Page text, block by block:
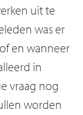
uit te
was er
en wanneer
in
vraag nog
worden